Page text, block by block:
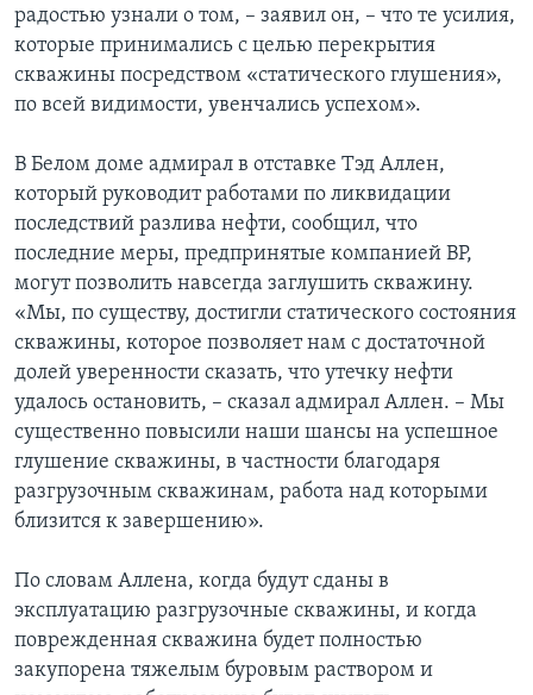
Языки
радостью узнали о том, – заявил он, – что те усилия,
которые принимались с целью перекрытия
скважины посредством «статического глушения»,
по всей видимости, увенчались успехом».
В Белом доме адмирал в отставке Тэд Аллен,
который руководит работами по ликвидации
последствий разлива нефти, сообщил, что
последние меры, предпринятые компанией ВР,
могут позволить навсегда заглушить скважину.
«Мы, по существу, достигли статического состояния
скважины, которое позволяет нам с достаточной
долей уверенности сказать, что утечку нефти
удалось остановить, – сказал адмирал Аллен. – Мы
существенно повысили наши шансы на успешное
глушение скважины, в частности благодаря
разгрузочным скважинам, работа над которыми
близится к завершению».
По словам Аллена, когда будут сданы в
эксплуатацию разгрузочные скважины, и когда
поврежденная скважина будет полностью
закупорена тяжелым буровым раствором и